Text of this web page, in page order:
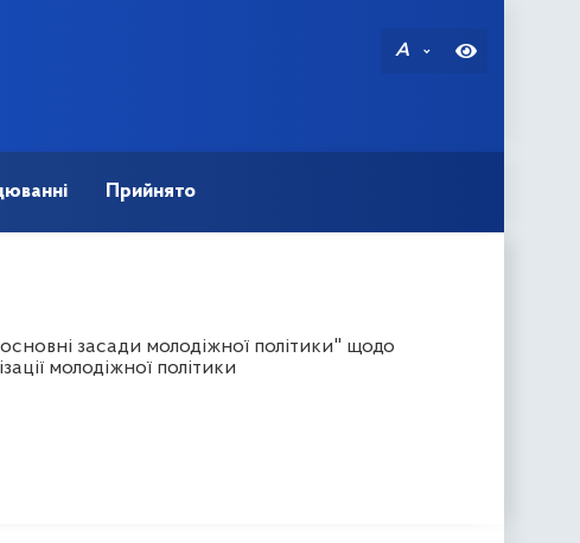
A
Прийнято
засади молодіжної політики" щодо
молодіжної політики